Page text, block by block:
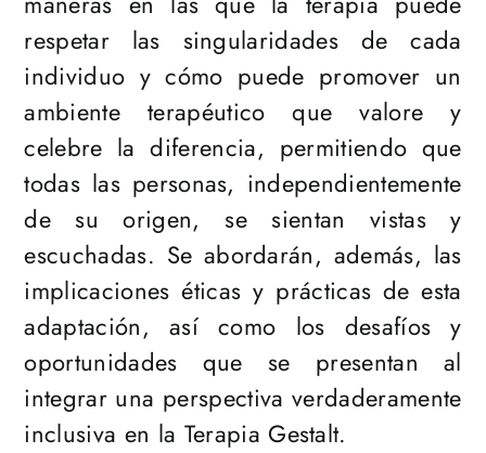
respetar las singularidades de cada
individuo y cómo puede promover un
ambiente terapéutico que valore y
celebre la diferencia, permitiendo que
todas las personas, independientemente
de su origen, se sientan vistas y
escuchadas. Se abordarán, además, las
implicaciones éticas y prácticas de esta
adaptación, así como los desafíos y
oportunidades que se presentan al
integrar una perspectiva verdaderamente
inclusiva en la Terapia Gestalt.